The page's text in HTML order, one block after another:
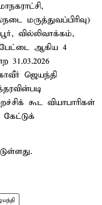
மருத்துவப்பிரிவு)
வில்லிவாக்கம்,
ஆகிய 4
ஜெயந்தி
கூட வியாபாரிகள்
கேட்டுக்